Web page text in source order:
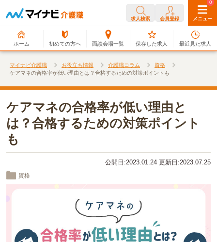
求人検索 会員登録 メニュー
ホーム 初めての方へ 面談会場一覧
0
保存した求人
0
最近見た求人
マイナビ介護職 お役立ち情報 介護職コラム
資格
ケアマネの合格率が低い理由とは？合格するための対策ポイントも
ケアマネの合格率が低い理由と
は？合格するための対策ポイント
も
公開日:2023.01.24 更新日:2023.07.25
資格